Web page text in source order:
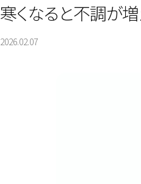
寒くなると不調が
2026.02.07